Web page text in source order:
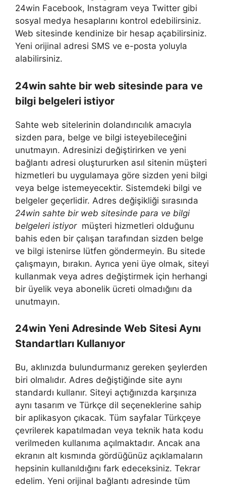
24win Facebook, Instagram veya Twitter gibi
sosyal medya hesaplarını kontrol edebilirsiniz.
Web sitesinde kendinize bir hesap açabilirsiniz.
Yeni orijinal adresi SMS ve e-posta yoluyla
alabilirsiniz.
24win sahte bir web sitesinde para ve
bilgi belgeleri istiyor
Sahte web sitelerinin dolandırıcılık amacıyla
sizden para, belge ve bilgi isteyebileceğini
unutmayın. Adresinizi değiştirirken ve yeni
bağlantı adresi oluştururken asıl sitenin müşteri
hizmetleri bu uygulamaya göre sizden yeni bilgi
veya belge istemeyecektir. Sistemdeki bilgi ve
belgeler geçerlidir. Adres değişikliği sırasında
24win sahte bir web sitesinde para ve bilgi
belgeleri istiyormüşteri hizmetleri olduğunu
bahis eden bir çalışan tarafından sizden belge
ve bilgi istenirse lütfen göndermeyin. Bu sitede
çalışmayın, bırakın. Ayrıca yeni üye olmak, siteyi
kullanmak veya adres değiştirmek için herhangi
bir üyelik veya abonelik ücreti olmadığını da
unutmayın.
24win Yeni Adresinde Web Sitesi Aynı
Standartları Kullanıyor
Bu, aklınızda bulundurmanız gereken şeylerden
biri olmalıdır. Adres değiştiğinde site aynı
standardı kullanır. Siteyi açtığınızda karşınıza
aynı tasarım ve Türkçe dil seçeneklerine sahip
bir aplikasyon çıkacak. Tüm sayfalar Türkçeye
çevrilerek kapatılmadan veya teknik hata kodu
verilmeden kullanıma açılmaktadır. Ancak ana
ekranın alt kısmında gördüğünüz açıklamaların
hepsinin kullanıldığını fark edeceksiniz. Tekrar
edelim. Yeni orijinal bağlantı adresinde tüm